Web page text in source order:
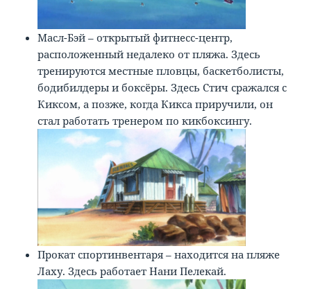
Масл-Бэй – открытый фитнесс-центр,
расположенный недалеко от пляжа. Здесь
тренируются местные пловцы, баскетболисты,
бодибилдеры и боксёры. Здесь Стич сражался с
Киксом, а позже, когда Кикса приручили, он
стал работать тренером по кикбоксингу.
Прокат спортинвентаря – находится на пляже
Лаху. Здесь работает Нани Пелекай.